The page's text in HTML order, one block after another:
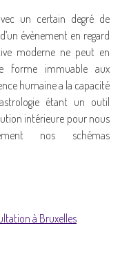
un certain degré de
évènement en regard
moderne ne peut en
forme immuable aux
humaine a la capacité
étant un outil
intérieure pour nous
nos schémas
à Bruxelles